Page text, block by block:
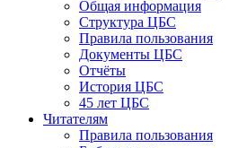
Общая информация
Структура ЦБС
Правила пользования
Документы ЦБС
Отчёты
История ЦБС
45 лет ЦБС
Читателям
Правила пользования